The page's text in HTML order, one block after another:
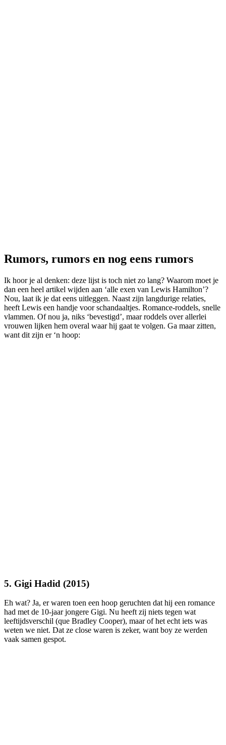
Rumors, rumors en nog eens rumors
Ik hoor je al denken: deze lijst is toch niet zo lang? Waarom moet je
dan een heel artikel wijden aan ‘alle exen van Lewis Hamilton’?
Nou, laat ik je dat eens uitleggen. Naast zijn langdurige relaties,
heeft Lewis een handje voor schandaaltjes. Romance-roddels, snelle
vlammen. Of nou ja, niks ‘bevestigd’, maar roddels over allerlei
vrouwen lijken hem overal waar hij gaat te volgen. Ga maar zitten,
want dit zijn er ‘n hoop:
5. Gigi Hadid (2015)
Eh wat? Ja, er waren toen een hoop geruchten dat hij een romance
had met de 10-jaar jongere Gigi. Nu heeft zij niets tegen wat
leeftijdsverschil (que Bradley Cooper), maar of het echt iets was
weten we niet. Dat ze close waren is zeker, want boy ze werden
vaak samen gespot.